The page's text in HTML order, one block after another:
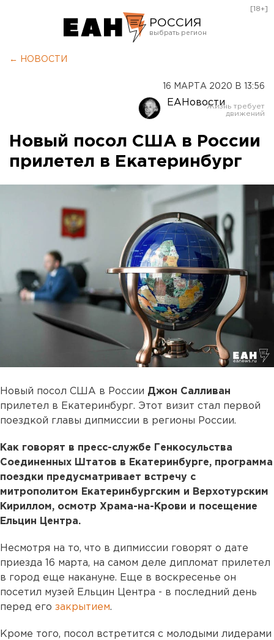
РОССИЯ
Оренбург
[18+]
← НОВОСТИ
16 МАРТА 2020 В 13:56
ЕАНовости
Новый посол США в России
прилетел в Екатеринбург
Новый посол США в России Джон Салливан
прилетел в Екатеринбург. Этот визит стал первой
поездкой главы дипмиссии в регионы России.
Как говорят в пресс-службе Генкосульства
Соединенных Штатов в Екатеринбурге, программа
поездки предусматривает встречу с
митрополитом Екатеринбургским и Верхотурским
Кириллом, осмотр Храма-на-Крови и посещение
Ельцин Центра.
Несмотря на то, что в дипмиссии говорят о дате
приезда 16 марта, на самом деле дипломат прилетел
в город еще накануне. Еще в воскресенье он
посетил музей Ельцин Центра - в последний день
перед его закрытием.
Кроме того, посол встретится с молодыми лидерами